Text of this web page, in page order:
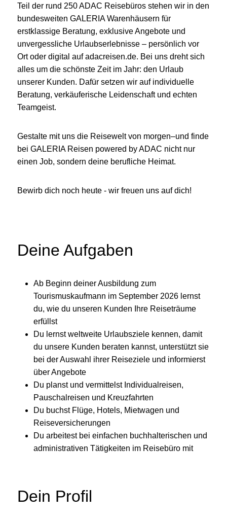
Teil der rund 250 ADAC Reisebüros stehen wir in den
bundesweiten GALERIA Warenhäusern für
erstklassige Beratung, exklusive Angebote und
unvergessliche Urlaubserlebnisse – persönlich vor
Ort oder digital auf adacreisen.de. Bei uns dreht sich
alles um die schönste Zeit im Jahr: den Urlaub
unserer Kunden. Dafür setzen wir auf individuelle
Beratung, verkäuferische Leidenschaft und echten
Teamgeist.
Gestalte mit uns die Reisewelt von morgen–und finde
bei GALERIA Reisen powered by ADAC nicht nur
einen Job, sondern deine berufliche Heimat.
Bewirb dich noch heute - wir freuen uns auf dich!
Deine Aufgaben
Ab Beginn deiner Ausbildung zum
Tourismuskaufmann im September 2026 lernst
du, wie du unseren Kunden Ihre Reiseträume
erfüllst
Du lernst weltweite Urlaubsziele kennen, damit
du unsere Kunden beraten kannst, unterstützt sie
bei der Auswahl ihrer Reiseziele und informierst
über Angebote
Du planst und vermittelst Individualreisen,
Pauschalreisen und Kreuzfahrten
Du buchst Flüge, Hotels, Mietwagen und
Reiseversicherungen
Du arbeitest bei einfachen buchhalterischen und
administrativen Tätigkeiten im Reisebüro mit
Dein Profil